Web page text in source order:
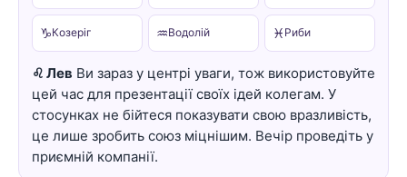
♑Козеріг ♒Водолій ♓ Риби
♌ Лев Ви зараз у центрі уваги, тож використовуйте
цей час для презентації своїх ідей колегам. У
стосунках не бійтеся показувати свою вразливість,
це лише зробить союз міцнішим. Вечір проведіть у
приємній компанії.